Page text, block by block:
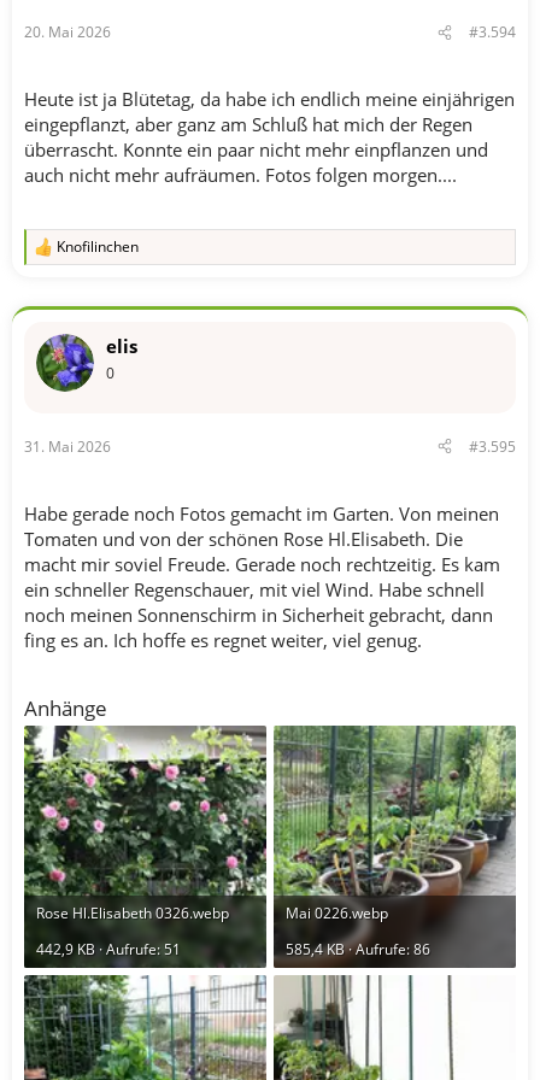
:
20. Mai 2026 #3.594
Heute ist ja Blütetag, da habe ich endlich meine einjährigen
eingepflanzt, aber ganz am Schluß hat mich der Regen
überrascht. Konnte ein paar nicht mehr einpflanzen und
auch nicht mehr aufräumen. Fotos folgen morgen....
R
k
o
:
Knofilinchen
elis
0
31. Mai 2026 #3.595
Habe gerade noch Fotos gemacht im Garten. Von meinen
Tomaten und von der schönen Rose Hl.Elisabeth. Die
macht mir soviel Freude. Gerade noch rechtzeitig. Es kam
ein schneller Regenschauer, mit viel Wind. Habe schnell
noch meinen Sonnenschirm in Sicherheit gebracht, dann
fing es an. Ich hoffe es regnet weiter, viel genug.
Anhänge
Rose Hl.Elisabeth 0326.webp
442,9 KB · Aufrufe: 51
Mai 0226.webp
585,4 KB · Aufrufe: 86